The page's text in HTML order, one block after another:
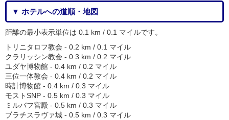
▼ ホテルへの道順・地図
距離の最小表示単位は 0.1 km / 0.1 マイルです。
トリニタロフ教会 - 0.2 km / 0.1 マイル
クラリッシン教会 - 0.3 km / 0.2 マイル
ユダヤ博物館 - 0.4 km / 0.2 マイル
三位一体教会 - 0.4 km / 0.2 マイル
時計博物館 - 0.4 km / 0.3 マイル
モストSNP - 0.5 km / 0.3 マイル
ミルバフ宮殿 - 0.5 km / 0.3 マイル
ブラチスラヴァ城 - 0.5 km / 0.3 マイル